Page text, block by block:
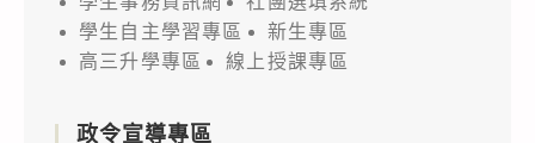
學生自主學習專區
新生專區
高三升學專區
線上授課專區
政令宣導專區